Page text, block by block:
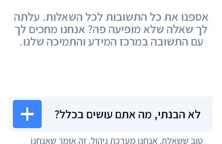
לא הבנתי, מה אתם עושים בכלל?
טוב ששאלת. אנחנו מערכת ניהול. זה אומר שאנחנו
אספנו את כל התשובות לכל השאלות. עלתה
לך שאלה שלא מופיעה פה? אנחנו מחכים לך
עם התשובה במרכז המידע והתמיכה שלנו.